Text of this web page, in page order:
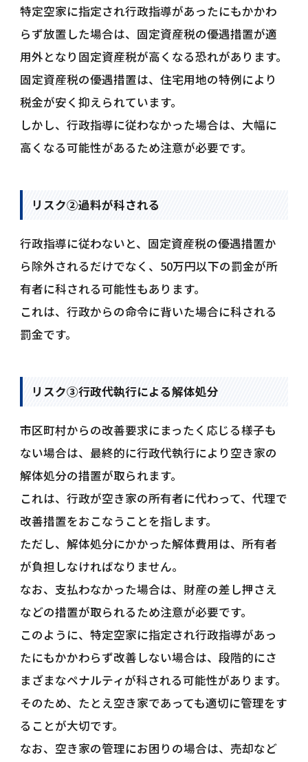
特定空家に指定され行政指導があったにもかかわ
らず放置した場合は、固定資産税の優遇措置が適
用外となり固定資産税が高くなる恐れがあります。
固定資産税の優遇措置は、住宅用地の特例により
税金が安く抑えられています。
しかし、行政指導に従わなかった場合は、大幅に
高くなる可能性があるため注意が必要です。
リスク②過料が科される
行政指導に従わないと、固定資産税の優遇措置か
ら除外されるだけでなく、50万円以下の罰金が所
有者に科される可能性もあります。
これは、行政からの命令に背いた場合に科される
罰金です。
リスク③行政代執行による解体処分
市区町村からの改善要求にまったく応じる様子も
ない場合は、最終的に行政代執行により空き家の
解体処分の措置が取られます。
これは、行政が空き家の所有者に代わって、代理で
改善措置をおこなうことを指します。
ただし、解体処分にかかった解体費用は、所有者
が負担しなければなりません。
なお、支払わなかった場合は、財産の差し押さえ
などの措置が取られるため注意が必要です。
このように、特定空家に指定され行政指導があっ
たにもかかわらず改善しない場合は、段階的にさ
まざまなペナルティが科される可能性があります。
そのため、たとえ空き家であっても適切に管理をす
ることが大切です。
なお、空き家の管理にお困りの場合は、売却など